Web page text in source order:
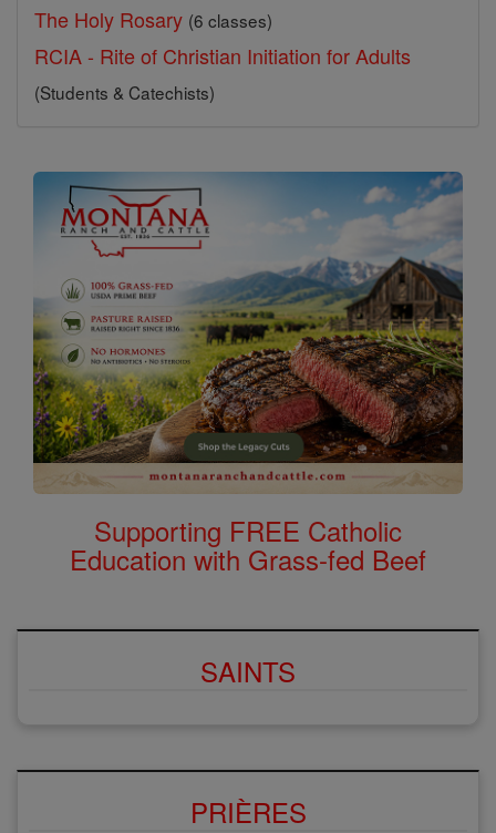
The Holy Rosary (6 classes)
RCIA - Rite of Christian Initiation for Adults
(Students & Catechists)
Supporting FREE Catholic
Education with Grass-fed Beef
SAINTS
PRIÈRES